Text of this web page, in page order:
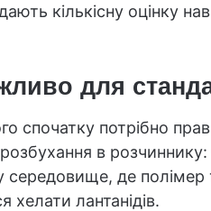
дають кількісну оцінку
для
спочатку потрібно
в розчиннику:
середовище, де полімер
лантанідів.